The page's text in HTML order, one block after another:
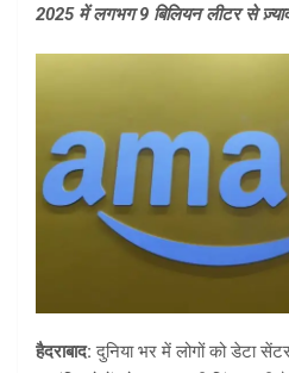
2025 में लगभग 9 बिलियन लीटर से
हैदराबाद: दुनिया भर में लोगों को डेटा